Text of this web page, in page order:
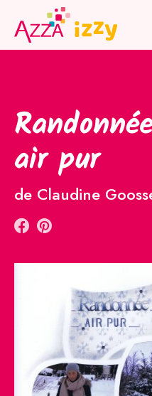
Mon compte
PRODUITS
INSPIRATION
ATELIER
JOB
NOUS TROUVER
QUI SOMMES-
CONTACT
air pur
de Claudine